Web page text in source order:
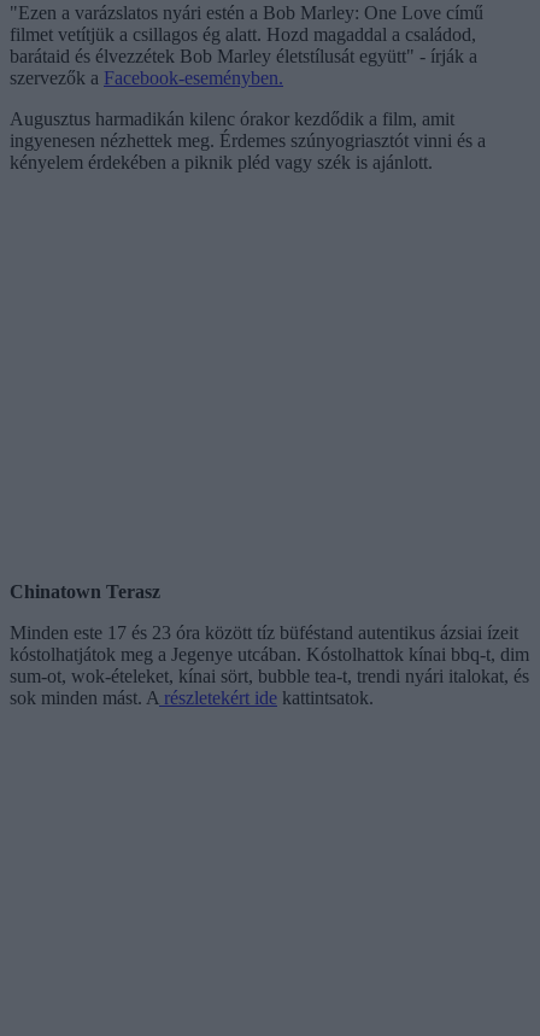
"Ezen a varázslatos nyári estén a Bob Marley: One Love című
filmet vetítjük a csillagos ég alatt. Hozd magaddal a családod,
barátaid és élvezzétek Bob Marley életstílusát együtt" - írják a
szervezők a Facebook-eseményben.
Augusztus harmadikán kilenc órakor kezdődik a film, amit
ingyenesen nézhettek meg. Érdemes szúnyogriasztót vinni és a
kényelem érdekében a piknik pléd vagy szék is ajánlott.
Chinatown Terasz
Minden este 17 és 23 óra között tíz büféstand autentikus ázsiai ízeit
kóstolhatjátok meg a Jegenye utcában. Kóstolhattok kínai bbq-t, dim
sum-ot, wok-ételeket, kínai sört, bubble tea-t, trendi nyári italokat, és
sok minden mást. A részletekért ide kattintsatok.